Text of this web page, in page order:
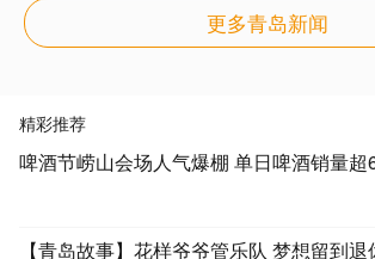
更多青岛新闻
精彩推荐
啤酒节崂山会场人气爆棚 单日啤酒销量超
【青岛故事】花样爷爷管乐队 梦想留到退